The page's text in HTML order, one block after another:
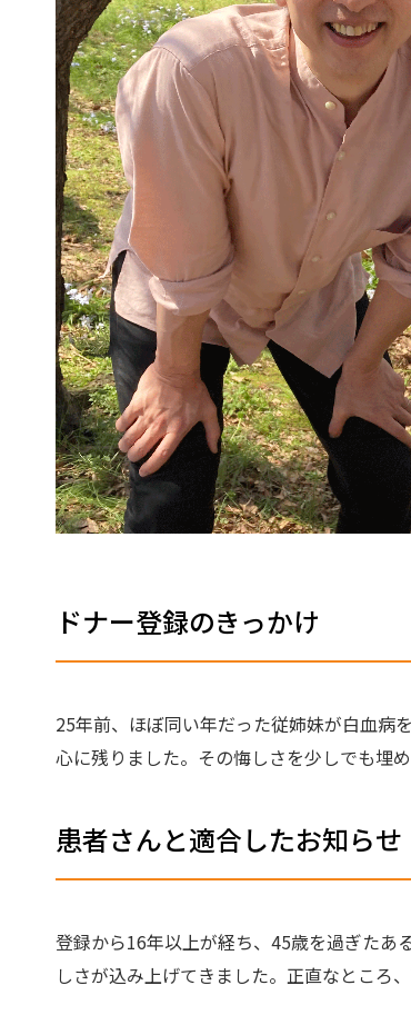
ドナー登録のきっかけ
25年前、ほぼ同い年だった従姉妹が白血病
心に残りました。その悔しさを少しでも埋
患者さんと適合したお知ら
登録から16年以上が経ち、45歳を過ぎたあ
しさが込み上げてきました。正直なところ